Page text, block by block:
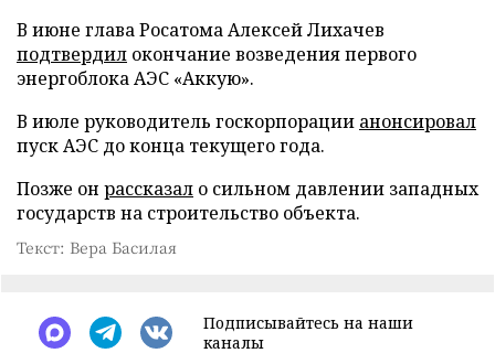
В июне глава Росатома Алексей Лихачев
подтвердил окончание возведения первого
энергоблока АЭС «Аккую».
В июле руководитель госкорпорации анонсировал
пуск АЭС до конца текущего года.
Позже он рассказал о сильном давлении западных
государств на строительство объекта.
Текст: Вера Басилая
Подписывайтесь на наши
каналы